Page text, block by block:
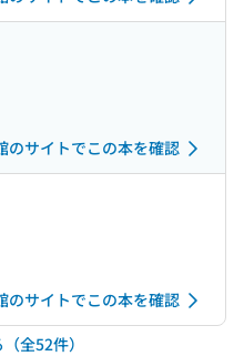
のサイトでこの本を確認
のサイトでこの本を確認
全52件）